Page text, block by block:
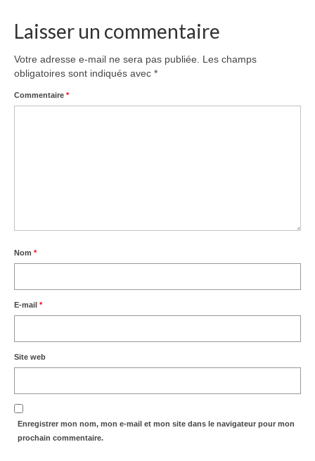
Lieux et Dates
Prochaines Messes
Laisser un commentaire
Votre adresse e-mail ne sera pas publiée.
Les champs
obligatoires sont indiqués avec *
Commentaire *
Nom *
E-mail *
Site web
Enregistrer mon nom, mon e-mail et mon site dans le navigateur pour mon
prochain commentaire.